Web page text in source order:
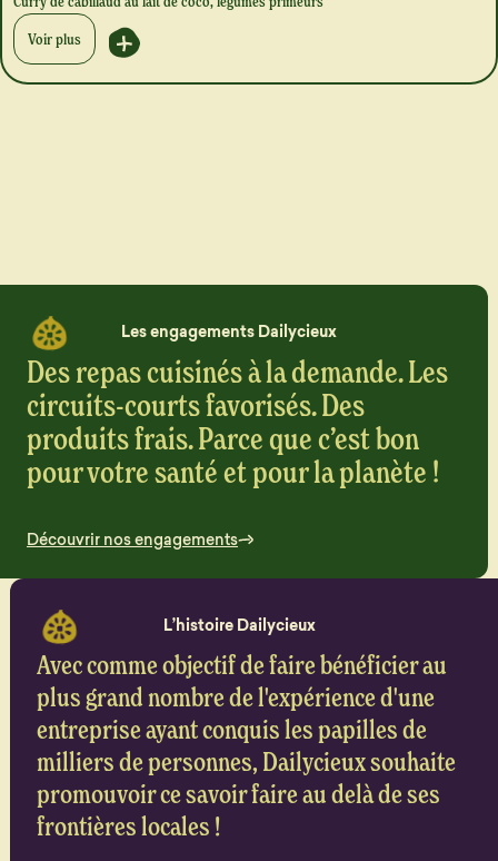
Voir plus
Les engagements Dailycieux
Des repas cuisinés à la demande. Les
circuits-courts favorisés. Des
produits frais. Parce que c’est bon
pour votre santé et pour la planète !
Découvrir nos engagements
L’histoire Dailycieux
Avec comme objectif de faire bénéficier au
plus grand nombre de l'expérience d'une
entreprise ayant conquis les papilles de
milliers de personnes, Dailycieux souhaite
promouvoir ce savoir faire au delà de ses
frontières locales !